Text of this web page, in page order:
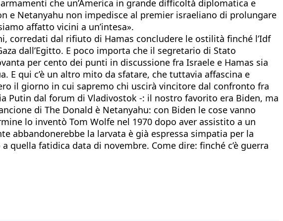
che un’America in grande difficoltà diplomatica e
e Netanyahu non impedisce al premier israeliano di prolungare
affatto vicini a un’intesa».
dal rifiuto di Hamas concludere le ostilità finché l’Idf
dall’Egitto. E poco importa che il segretario di Stato
per cento dei punti in discussione fra Israele e Hamas sia
qui c’è un altro mito da sfatare, che tuttavia affascina e
il giorno in cui sapremo chi uscirà vincitore dal confronto fra
Putin dal forum di Vladivostok -: il nostro favorito era Biden, ma
di The Donald è Netanyahu: con Biden le cose vanno
lo inventò Tom Wolfe nel 1970 dopo aver assistito a un
abbandonerebbe la larvata è già espressa simpatia per la
fatidica data di novembre. Come dire: finché c’è guerra